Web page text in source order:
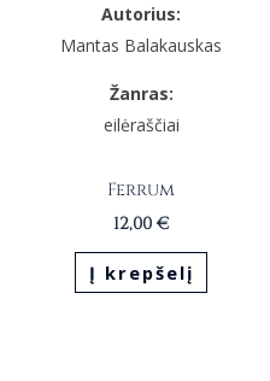
Autorius:
Mantas Balakauskas
Žanras:
eilėraščiai
Ferrum
12,00 €
Į krepšelį